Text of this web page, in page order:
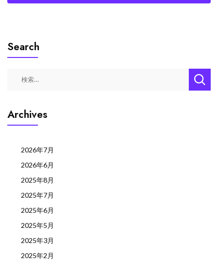
Search
Archives
2026年7月
2026年6月
2025年8月
2025年7月
2025年6月
2025年5月
2025年3月
2025年2月